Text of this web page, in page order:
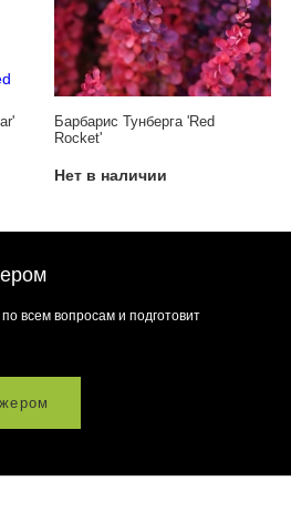
Барбарис Тунберга 'Red
Rocket'
Нет в наличии
всем вопросам и подготовит